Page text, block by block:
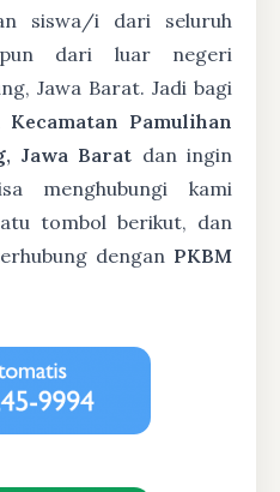
siswa/i dari seluruh
dari luar negeri
Jawa Barat. Jadi bagi
Kecamatan Pamulihan
Jawa Barat dan ingin
menghubungi kami
tombol berikut, dan
dengan PKBM